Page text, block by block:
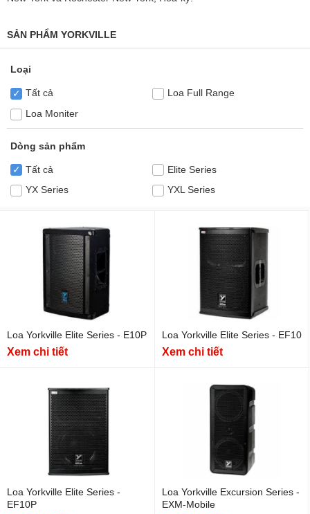
SẢN PHẨM YORKVILLE
Loại
✓ Tất cả
Loa Full Range
Loa Moniter
Dòng sản phẩm
✓ Tất cả
Elite Series
YX Series
YXL Series
Loa Yorkville Elite Series - E10P
Xem chi tiết
Loa Yorkville Elite Series - EF10
Xem chi tiết
Loa Yorkville Elite Series -
EF10P
Loa Yorkville Excursion Series -
EXM-Mobile